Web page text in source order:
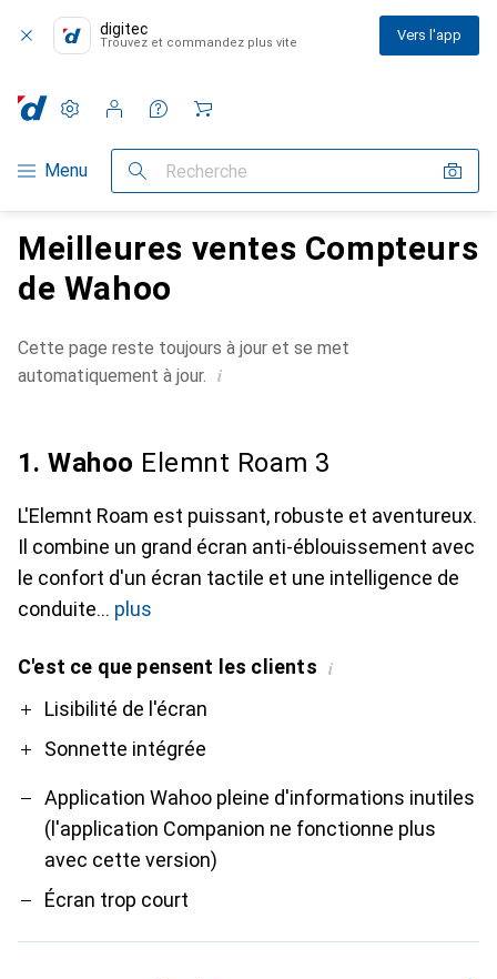
digitec
Trouvez et commandez plus vite Vers l'app
Navigation par catégorie
Menu Recherche
Paramètres
Compte client
Listes de comparaison
Listes d'envies
Panier
Meilleures ventes Compteurs
de Wahoo
Cette page reste toujours à jour et se met
automatiquement à jour. i
1. Wahoo Elemnt Roam 3
L'Elemnt Roam est puissant, robuste et aventureux.
Il combine un grand écran anti-éblouissement avec
le confort d'un écran tactile et une intelligence de
conduite
plus
C'est ce que pensent les clients i
ProLisibilité de l'écran
Sonnette intégrée
Contre
Application Wahoo pleine d'informations inutiles
(l'application Companion ne fonctionne plus
avec cette version)
Écran trop court